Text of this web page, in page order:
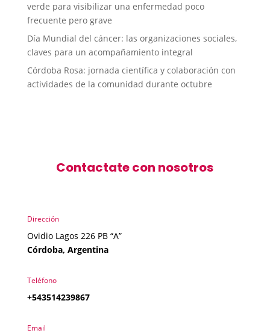
verde para visibilizar una enfermedad poco
frecuente pero grave
Día Mundial del cáncer: las organizaciones sociales,
claves para un acompañamiento integral
Córdoba Rosa: jornada científica y colaboración con
actividades de la comunidad durante octubre
Contactate con nosotros
Dirección
Ovidio Lagos 226 PB “A”
Córdoba, Argentina
Teléfono
+543514239867
Email